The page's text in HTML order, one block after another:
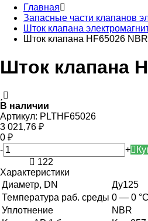
Главная
Запасные части клапанов
Шток клапана
Шток клапана HF65026 NBR
Шток клапана
В наличии
Артикул: PLTHF65026
3 021,76 ₽
0 ₽
-
+
122
Характеристики
Диаметр, DN
Ду125
Температура раб. среды 0 — 0 °С
Уплотнение
NBR